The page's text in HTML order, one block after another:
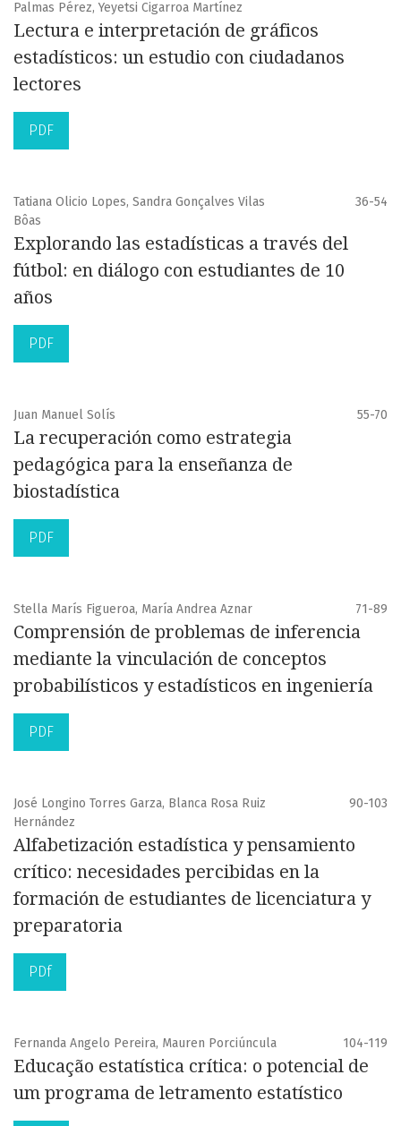
Palmas Pérez, Yeyetsi Cigarroa Martínez
Lectura e interpretación de gráficos
estadísticos: un estudio con ciudadanos
lectores
PDF
Tatiana Olicio Lopes, Sandra Gonçalves Vilas
Bôas
36-54
Explorando las estadísticas a través del
fútbol: en diálogo con estudiantes de 10
años
PDF
Juan Manuel Solís 55-70
La recuperación como estrategia
pedagógica para la enseñanza de
biostadística
PDF
Stella Marís Figueroa, María Andrea Aznar 71-89
Comprensión de problemas de inferencia
mediante la vinculación de conceptos
probabilísticos y estadísticos en ingeniería
PDF
José Longino Torres Garza, Blanca Rosa Ruiz
Hernández
90-103
Alfabetización estadística y pensamiento
crítico: necesidades percibidas en la
formación de estudiantes de licenciatura y
preparatoria
PDf
Fernanda Angelo Pereira, Mauren Porciúncula 104-119
Educação estatística crítica: o potencial de
um programa de letramento estatístico